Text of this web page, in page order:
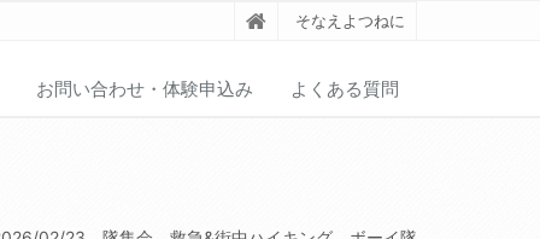
そなえよつねに
お問い合わせ・体験申込み よくある質問